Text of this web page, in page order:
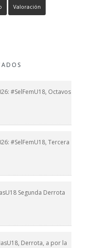
Valoración
#SelFemU18, Octavos
#SelFemU18, Tercera
Segunda Derrota
Derrota, a por la